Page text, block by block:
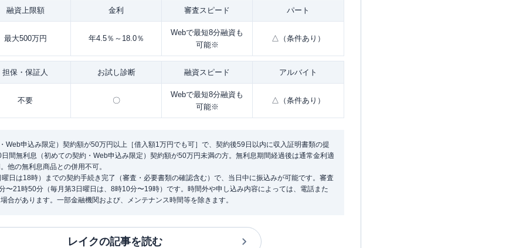
融資上限額 金利 審査スピード パート
最大500万円 年4.5％～18.0％
Webで最短8分融資も
可能※
△（条件あり）
担保・ 保証人 お試し診断 融資スピード アルバイト
不要 〇
Webで最短8分融資も
可能※
△（条件あり）
申込み限定）契約額が50万円以上［借入額1万円でも可］で、契約後59日以内に収入証明書類の提
間無利息（初めての契約・Web申込み限定）契約額が50万円未満の方。無利息期間経過後は通常金利適
他の無利息商品との併用不可。
日は18時）までの契約手続き完了（審査・必要書類の確認含む）で、当日中に振込みが可能です。審査
〜21時50分（毎月第3日曜日は、8時10分〜19時）です。時間外や申し込み内容によっては、電話また
合があります。一部金融機関および、メンテナンス時間等を除きます。
レイクの記事を読む